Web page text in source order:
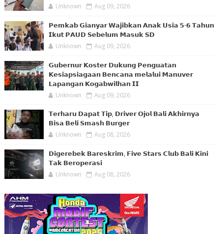
Unknown Aug 09, 2026
𝗣𝗲𝗺𝗸𝗮𝗯 𝗚𝗶𝗮𝗻𝘆𝗮𝗿 𝗪𝗮𝗷𝗶𝗯𝗸𝗮𝗻 𝗔𝗻𝗮𝗸 𝗨𝘀𝗶𝗮 𝟱-𝟲 𝗧𝗮𝗵𝘂𝗻
𝗜𝗸𝘂𝘁 𝗣𝗔𝗨𝗗 𝗦𝗲𝗯𝗲𝗹𝘂𝗺 𝗠𝗮𝘀𝘂𝗸 𝗦𝗗
Unknown Aug 09, 2026
𝗚𝘂𝗯𝗲𝗿𝗻𝘂𝗿 𝗞𝗼𝘀𝘁𝗲𝗿 𝗗𝘂𝗸𝘂𝗻𝗴 𝗣𝗲𝗻𝗴𝘂𝗮𝘁𝗮𝗻
𝗞𝗲𝘀𝗶𝗮𝗽𝘀𝗶𝗮𝗴𝗮𝗮𝗻 𝗕𝗲𝗻𝗰𝗮𝗻𝗮 𝗺𝗲𝗹𝗮𝗹𝘂𝗶 𝗠𝗮𝗻𝘂𝘃𝗲𝗿
𝗟𝗮𝗽𝗮𝗻𝗴𝗮𝗻 𝗞𝗼𝗴𝗮𝗯𝘄𝗶𝗹𝗵𝗮𝗻 𝗜𝗜
Unknown Aug 09, 2026
𝗧𝗲𝗿𝗵𝗮𝗿𝘂 𝗗𝗮𝗽𝗮𝘁 𝗧𝗶𝗽, 𝗗𝗿𝗶𝘃𝗲𝗿 𝗢𝗷𝗼𝗹 𝗕𝗮𝗹𝗶 𝗔𝗸𝗵𝗶𝗿𝗻𝘆𝗮
𝗕𝗶𝘀𝗮 𝗕𝗲𝗹𝗶 𝗦𝗺𝗮𝘀𝗵 𝗕𝘂𝗿𝗴𝗲𝗿
Unknown Aug 08, 2026
𝗗𝗶𝗴𝗲𝗿𝗲𝗯𝗲𝗸 𝗕𝗮𝗿𝗲𝘀𝗸𝗿𝗶𝗺, 𝗙𝗶𝘃𝗲 𝗦𝘁𝗮𝗿𝘀 𝗖𝗹𝘂𝗯 𝗕𝗮𝗹𝗶 𝗞𝗶𝗻𝗶
𝗧𝗮𝗸 𝗕𝗲𝗿𝗼𝗽𝗲𝗿𝗮𝘀𝗶
Unknown Aug 08, 2026